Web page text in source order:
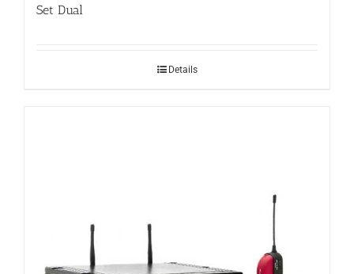
Set Dual
Details